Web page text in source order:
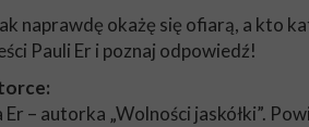
naprawdę okażę się ofiarą, a kto
Pauli Er i poznaj odpowiedź!
Er – autorka „Wolności jaskółki”.